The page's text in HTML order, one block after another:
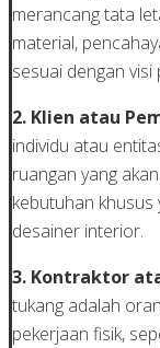
merancang tata
material,
sesuai dengan visi
2. Klien atau
individu atau
ruangan yang
kebutuhan khusus
desainer interior.
3. Kontraktor
tukang adalah
pekerjaan fisik,